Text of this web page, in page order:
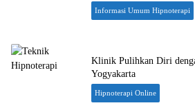
Informasi Umum Hipnoterapi
Klinik Pulihkan Diri
Yogyakarta
Hipnoterapi Online